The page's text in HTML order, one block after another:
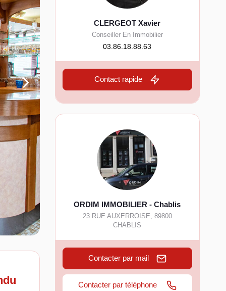
CLERGEOT Xavier
Conseiller En Immobilier
03.86.18.88.63
Contact rapide
ORDIM IMMOBILIER - Chablis
23 RUE AUXERROISE, 89800
CHABLIS
Contacter par mail
Contacter par téléphone